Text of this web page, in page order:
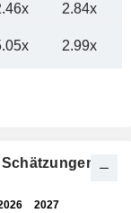
2.84x
2.99x